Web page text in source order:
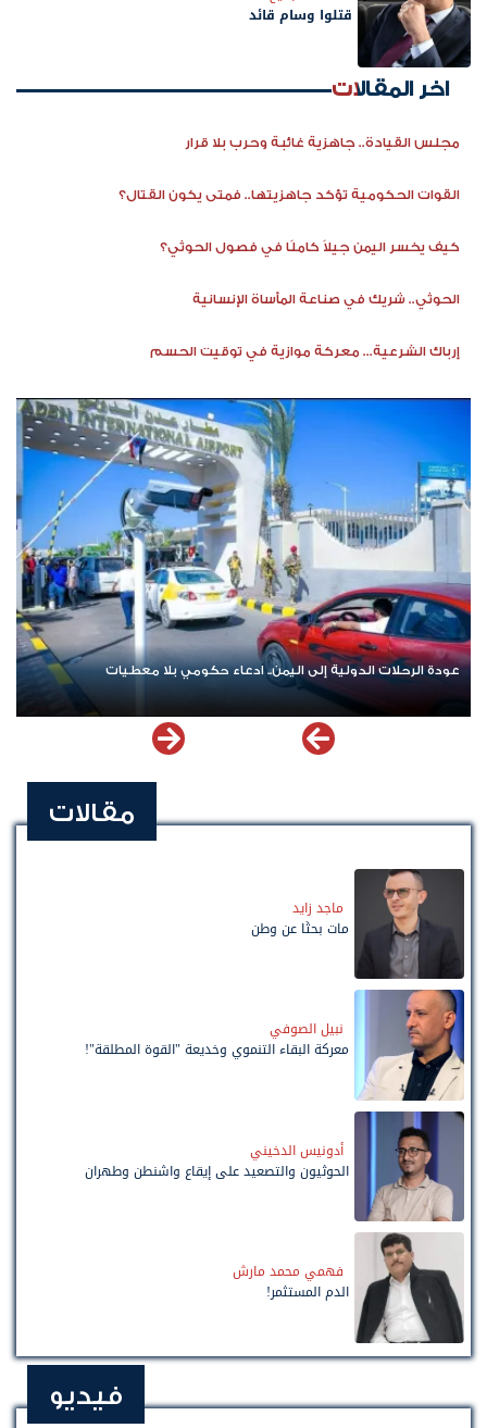
قتلوا وسام قائد
اخر المقالات
مجلس القيادة.. جاهزية غائبة وحرب بلا قرار
القوات الحكومية تؤكد جاهزيتها.. فمتى يكون القتال؟
كيف يخسر اليمن جيلاً كاملًا في فصول الحوثي؟
الحوثي.. شريك في صناعة المأساة الإنسانية
إرباك الشرعية... معركة موازية في توقيت الحسم
عودة الرحلات الدولية إلى اليمن.. ادعاء حكومي بلا معطيات
مقالات
ماجد زايد
مات بحثًا عن وطن
نبيل الصوفي
معركة البقاء التنموي وخديعة "القوة المطلقة"!
أدونيس الدخيني
الحوثيون والتصعيد على إيقاع واشنطن وطهران
فهمي محمد مارش
الدم المستثمر!
فيديو